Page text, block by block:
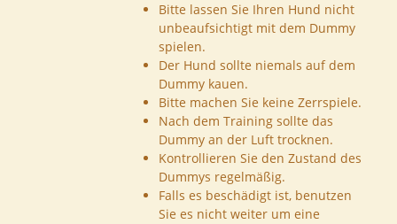
Bitte lassen Sie Ihren Hund nicht
unbeaufsichtigt mit dem Dummy
spielen.
Der Hund sollte niemals auf dem
Dummy kauen.
Bitte machen Sie keine Zerrspiele.
Nach dem Training sollte das
Dummy an der Luft trocknen.
Kontrollieren Sie den Zustand des
Dummys regelmäßig.
Falls es beschädigt ist, benutzen
Sie es nicht weiter um eine